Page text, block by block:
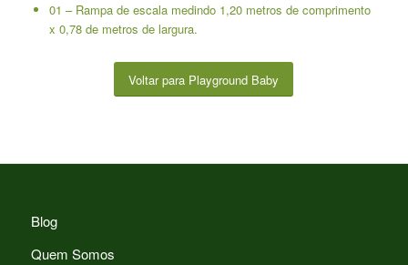
01 – Rampa de escala medindo 1,20 metros de comprimento
x 0,78 de metros de largura.
Voltar para Playground Baby
Blog
Quem Somos